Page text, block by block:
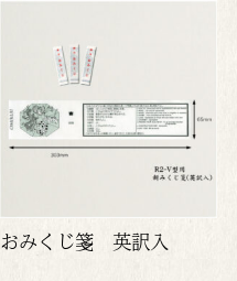
おみくじ箋 英訳入